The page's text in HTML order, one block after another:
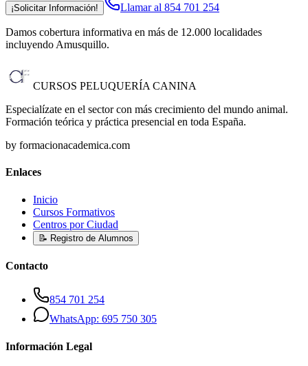
¡Solicitar Información! Llamar al 854 701 254
Damos cobertura informativa en más de 12.000 localidades
incluyendo Amusquillo.
CURSOS PELUQUERÍA CANINA
Especialízate en el sector con más crecimiento del mundo animal.
Formación teórica y práctica presencial en toda España.
by formacionacademica.com
Enlaces
Inicio
Cursos Formativos
Centros por Ciudad
📝 Registro de Alumnos
Contacto
854 701 254
WhatsApp: 695 750 305
Información Legal